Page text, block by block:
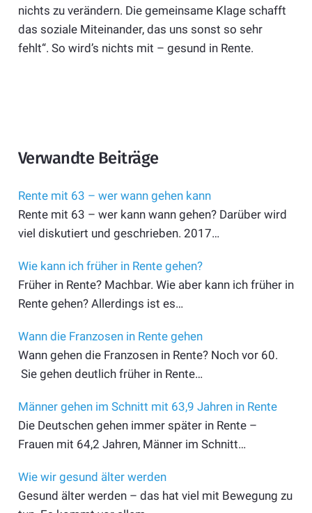
nichts zu verändern. Die gemeinsame Klage schafft
das soziale Miteinander, das uns sonst so sehr
fehlt“. So wird’s nichts mit – gesund in Rente.
Verwandte Beiträge
Rente mit 63 – wer wann gehen kann
Rente mit 63 – wer kann wann gehen? Darüber wird
viel diskutiert und geschrieben. 2017…
Wie kann ich früher in Rente gehen?
Früher in Rente? Machbar. Wie aber kann ich früher in
Rente gehen? Allerdings ist es…
Wann die Franzosen in Rente gehen
Wann gehen die Franzosen in Rente? Noch vor 60.
Sie gehen deutlich früher in Rente…
Männer gehen im Schnitt mit 63,9 Jahren in Rente
Die Deutschen gehen immer später in Rente –
Frauen mit 64,2 Jahren, Männer im Schnitt…
Wie wir gesund älter werden
Gesund älter werden – das hat viel mit Bewegung zu